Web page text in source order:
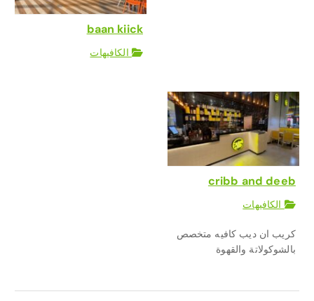
baan kiick
الكافيهات
cribb and deeb
الكافيهات
كريب ان ديب كافيه متخصص
بالشوكولاتة والقهوة